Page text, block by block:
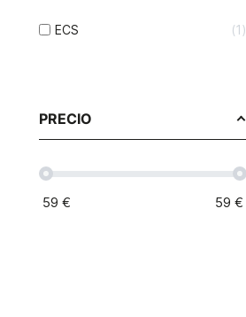
ECS 1
PRECIO
59 € 59 €